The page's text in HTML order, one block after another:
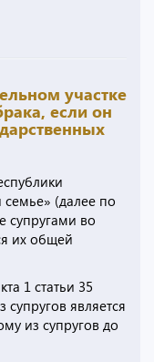
участке
если он
семье» (далее по
супругами во
их общей
1 статьи 35
является
из супругов до